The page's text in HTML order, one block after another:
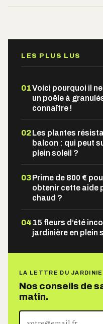
LES PLUS LUS
01Voici pourquoi il
un poêle à
connaître !
02 Les plantes
balcon : qui peut
plein soleil ?
03 Prime de 800 €
obtenir cette aide
chaud ?
04 15 fleurs d’été
jardinière en plein
LA LETTRE DU
Nos conseils de
matin.